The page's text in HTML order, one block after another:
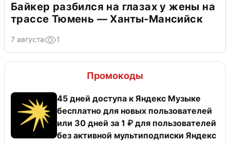
Байкер разбился на глазах у жены на
трассе Тюмень — Ханты-Мансийск
7 августа 1
Промокоды
45 дней доступа к Яндекс Музыке
бесплатно для новых пользователей
или 30 дней за 1 ₽ для пользователей
без активной мультиподписки Яндекс